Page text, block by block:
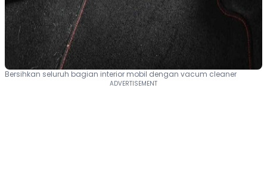
Bersihkan seluruh bagian interior mobil dengan vacum cleaner